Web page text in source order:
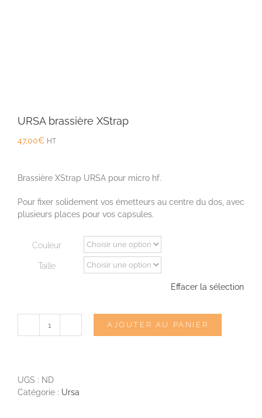
URSA brassière XStrap
47,00€ HT
Brassière XStrap URSA pour micro hf.
Pour fixer solidement vos émetteurs au centre du dos, avec
plusieurs places pour vos capsules.
Couleur
Taille
Effacer la sélection
quantité
XStrap
AJOUTER AU PANIER
UGS : ND
Catégorie : Ursa